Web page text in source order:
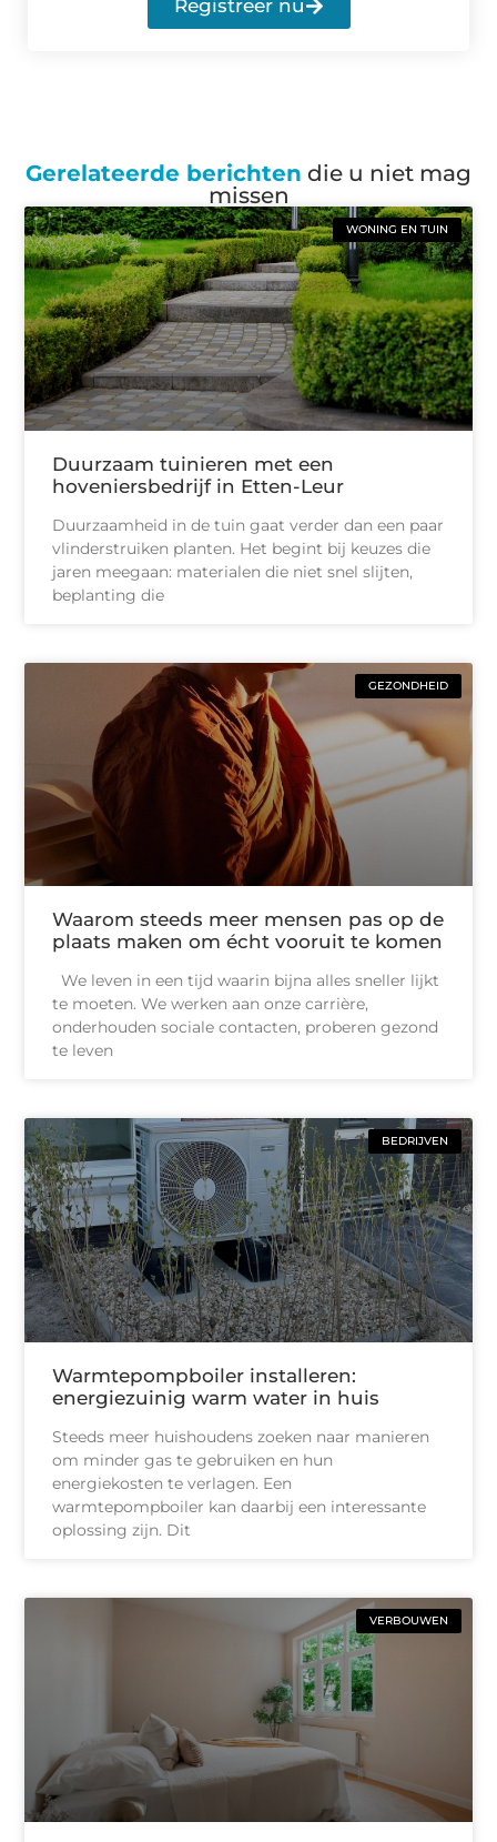
Registreer nu
Gerelateerde berichten die u niet mag
missen
WONING EN TUIN
Duurzaam tuinieren met een
hoveniersbedrijf in Etten-Leur
Duurzaamheid in de tuin gaat verder dan een paar
vlinderstruiken planten. Het begint bij keuzes die
jaren meegaan: materialen die niet snel slijten,
beplanting die
GEZONDHEID
Waarom steeds meer mensen pas op de
plaats maken om écht vooruit te komen
We leven in een tijd waarin bijna alles sneller lijkt
te moeten. We werken aan onze carrière,
onderhouden sociale contacten, proberen gezond
te leven
BEDRIJVEN
Warmtepompboiler installeren:
energiezuinig warm water in huis
Steeds meer huishoudens zoeken naar manieren
om minder gas te gebruiken en hun
energiekosten te verlagen. Een
warmtepompboiler kan daarbij een interessante
oplossing zijn. Dit
VERBOUWEN